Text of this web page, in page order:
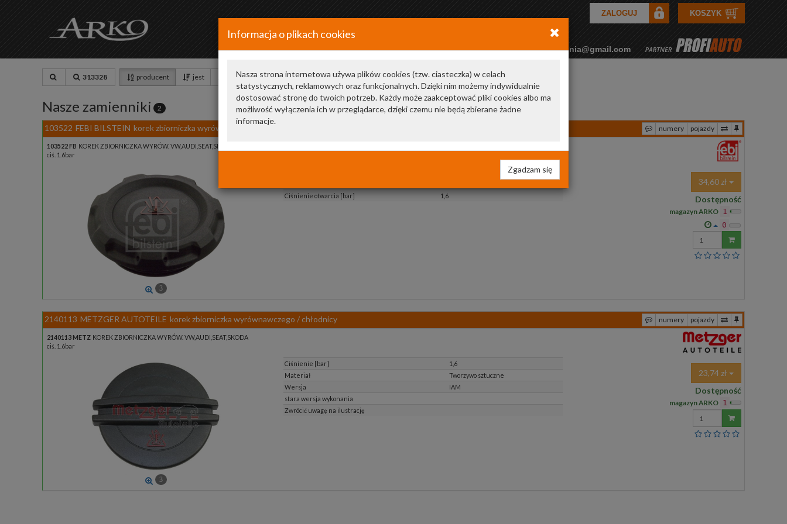
KOSZYK
ZALOGUJ
+48 34 366 20 20 arkozamowienia@gmail.com
Informacja o plikach cookies
Nasza strona internetowa używa plików cookies (tzw. ciasteczka) w celach
statystycznych, reklamowych oraz funkcjonalnych. Dzięki nim możemy indywidualnie
dostosować stronę do twoich potrzeb. Każdy może zaakceptować pliki cookies albo ma
możliwość wyłączenia ich w przeglądarce, dzięki czemu nie będą zbierane żadne
informacje.
Zgadzam się
313328 producent jest cena
Nasze zamienniki 2
103522 FEBI BILSTEIN korek zbiorniczka wyrównawczego / chłodnicy numery pojazdy
103522 FB KOREK ZBIORNICZKA WYRÓW. VW,AUDI,SEAT,SKODA (!)
ciś. 1.6bar
3
34,60 zł
Dostępność
magazyn ARKO 1
0
Wprowadź
ilość
Ciśnienie otwarcia [bar]
1,6
2140113 METZGER AUTOTEILE korek zbiorniczka wyrównawczego / chłodnicy numery pojazdy
2140113 METZ KOREK ZBIORNICZKA WYRÓW. VW,AUDI,SEAT,SKODA
ciś. 1.6bar
3
23,74 zł
Dostępność
magazyn ARKO 1
Wprowadź
ilość
Ciśnienie [bar]
1,6
Materiał
Tworzywo sztuczne
Wersja
IAM
stara wersja wykonania
Zwrócić uwagę na ilustrację